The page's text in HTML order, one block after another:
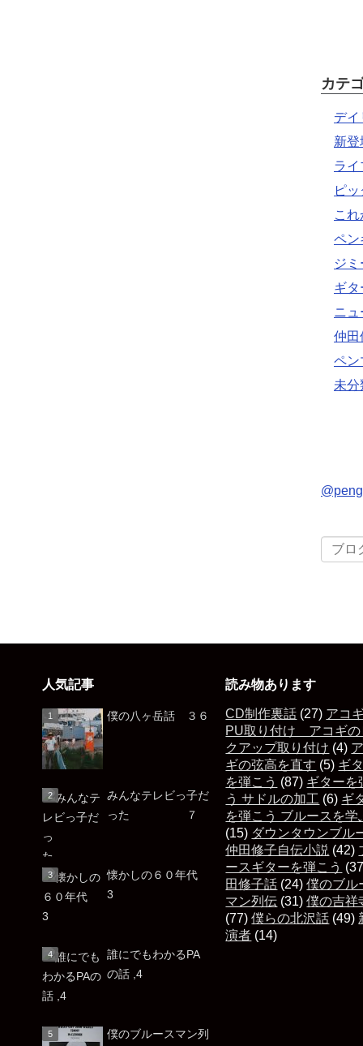
カテ
デイ
新登
ライ
ピ
こ
ペン
ジ
ギタ
ニュ
仲田
ペン
未分
人気記事
僕の八ヶ岳話 ３６
みんなテレビっ子だ
った ７
懐かしの６０年代
3
誰にでもわかるPA
の話 ,4
僕のブルースマン列
読み物あります
CD制作裏話 (27) アコ
PU取り付け アコギの
クアップ取り付け (4)
ギの弦高を直す (5) ギ
を弾こう (87) ギターを
う サドルの加工 (6) ギ
を弾こう ブルースを学
(15) ダウンタウンブル
仲田修子自伝小説 (42)
ースギターを弾こう
田修子話 (24)僕のブル
マン列伝 (31)僕の吉祥
(77)僕らの北沢話 (49)
演者 (14)